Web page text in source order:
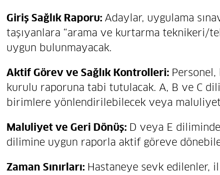
Giriş Sağlık Raporu:Adaylar, uygulama
taşıyanlara “arama ve kurtarma teknikeri/
uygun bulunmayacak.
Aktif Görev ve Sağlık Kontrolleri:
kurulu raporuna tabi tutulacak. A, B ve C
birimlere yönlendirilebilecek veya
Maluliyet ve Geri Dönüş: D veya E
dilimine uygun raporla aktif göreve
Zaman Sınırları: Hastaneye sevk edilenler,